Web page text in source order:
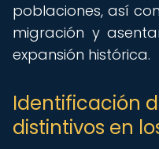
poblaciones, así
migración y
expansión histórica.
Identificación
distintivos en